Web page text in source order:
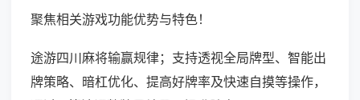
聚焦相关游戏功能优势与特色！
途游四川麻将输赢规律；支持透视全局牌型、智能出
牌策略、暗杠优化、提高好牌率及快速自摸等操作，